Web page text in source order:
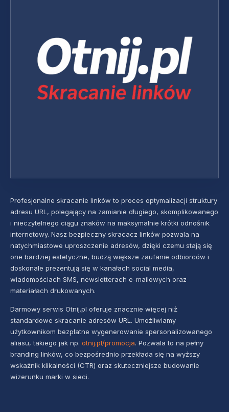
Profesjonalne skracanie linków to proces optymalizacji struktury
adresu URL, polegający na zamianie długiego, skomplikowanego
i nieczytelnego ciągu znaków na maksymalnie krótki odnośnik
internetowy. Nasz bezpieczny skracacz linków pozwala na
natychmiastowe uproszczenie adresów, dzięki czemu stają się
one bardziej estetyczne, budzą większe zaufanie odbiorców i
doskonale prezentują się w kanałach social media,
wiadomościach SMS, newsletterach e-mailowych oraz
materiałach drukowanych.
Darmowy serwis Otnij.pl oferuje znacznie więcej niż
standardowe skracanie adresów URL. Umożliwiamy
użytkownikom bezpłatne wygenerowanie spersonalizowanego
aliasu, takiego jak np. otnij.pl/promocja. Pozwala to na pełny
branding linków, co bezpośrednio przekłada się na wyższy
wskaźnik klikalności (CTR) oraz skuteczniejsze budowanie
wizerunku marki w sieci.